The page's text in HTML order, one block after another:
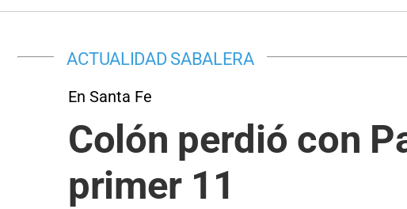
ACTUALIDAD SABALERA
En Santa Fe
Colón perdió con
primer 11